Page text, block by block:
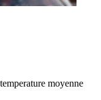
moyenne